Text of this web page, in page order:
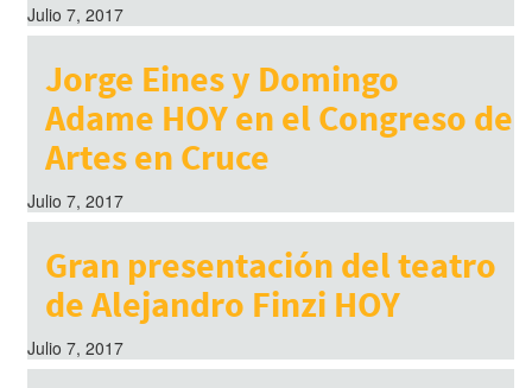
Julio 7, 2017
Jorge Eines y Domingo
Adame HOY en el Congreso de
Artes en Cruce
Julio 7, 2017
Gran presentación del teatro
de Alejandro Finzi HOY
Julio 7, 2017